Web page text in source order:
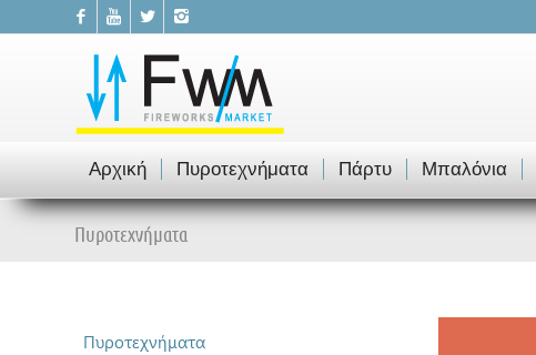
Αρχική Πυροτεχνήματα Πάρτυ Μπαλόνια
Πυροτεχνήματα
Πυροτεχνήματα